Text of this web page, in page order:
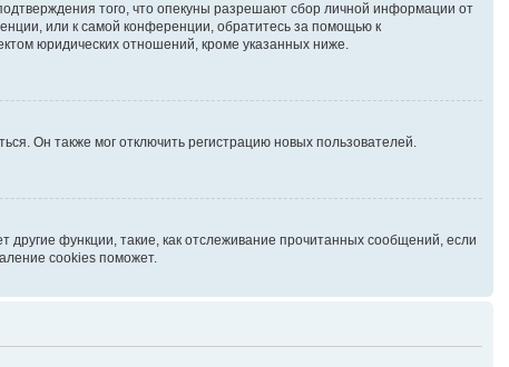
того, что опекуны разрешают сбор личной информации от
или к самой конференции, обратитесь за помощью к
юридических отношений, кроме указанных ниже.
Он также мог отключить регистрацию новых пользователей.
функции, такие, как отслеживание прочитанных сообщений, если
cookies поможет.